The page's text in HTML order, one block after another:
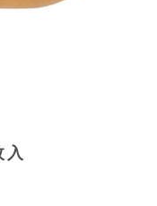
入